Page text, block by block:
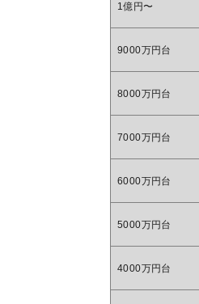
1億円〜
9000万円台
8000万円台
7000万円台
6000万円台
5000万円台
4000万円台